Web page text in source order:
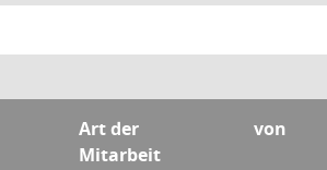
Art der
Mitarbeit
von